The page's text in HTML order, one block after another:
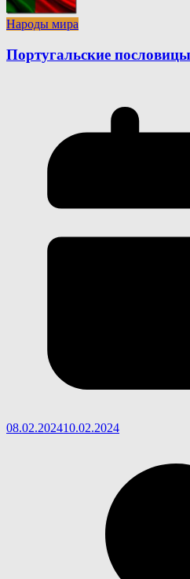
Народы мира
Португальские
08.02.202410.02.2024